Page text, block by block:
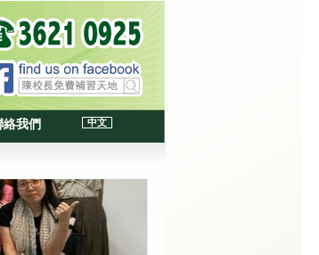
中文
絡我們